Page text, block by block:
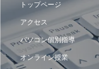
トップページ
アクセス
パソコン個別指導
オンライン授業